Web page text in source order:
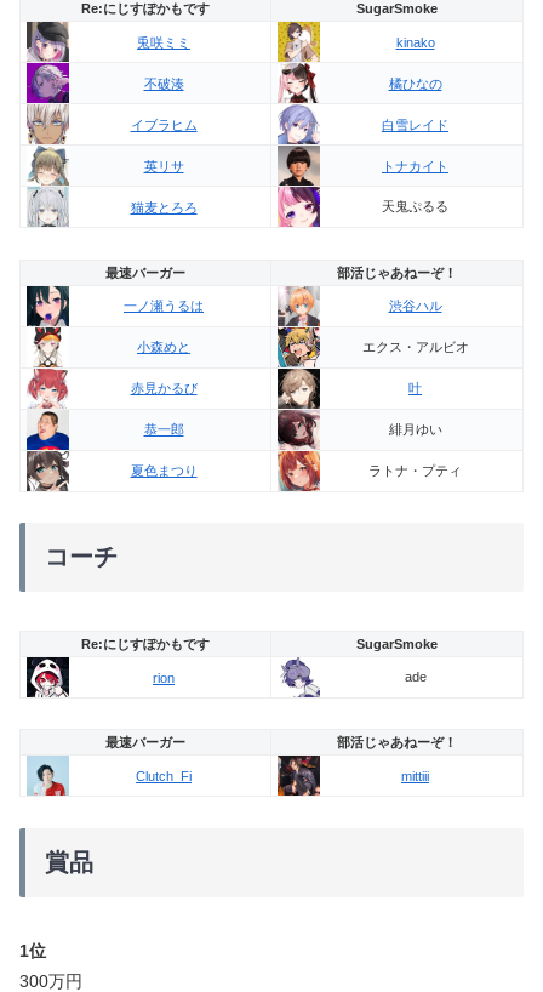
Re:にじすぽかもです SugarSmoke
兎咲ミミ kinako
不破湊 橘ひなの
イブラヒム 白雪レイド
英リサ トナカイト
猫麦とろろ 天鬼ぷるる
最速バーガー 部活じゃあねーぞ！
一ノ瀬うるは 渋谷ハル
小森めと エクス・アルビオ
赤見かるび 叶
恭一郎 緋月ゆい
夏色まつり ラトナ・プティ
コーチ
Re:にじすぽかもです SugarSmoke
rion ade
最速バーガー 部活じゃあねーぞ！
Clutch_Fi mittiii
賞品
1位
300万円